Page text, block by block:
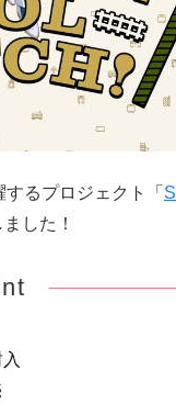
るプロジェクト「
した！